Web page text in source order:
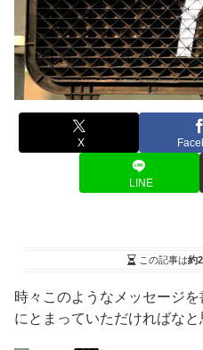
X
LINE
この記事は約
時々このようなメッセージ
にとまっていただければなと